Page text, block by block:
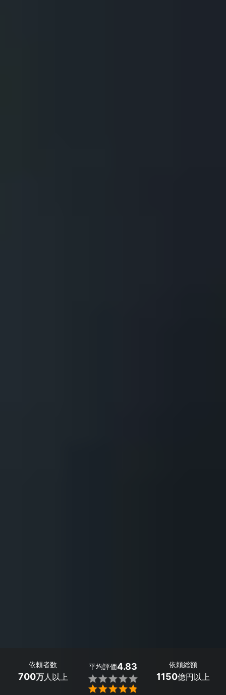
依頼者数
700万人以上
平均評価4.83


依頼総額
1150億円以上